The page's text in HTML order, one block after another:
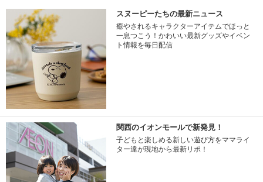
スヌーピーたちの最新ニュース
癒やされるキャラクターアイテムでほっと
一息つこう！かわいい最新グッズやイベン
ト情報を毎日配信
関西のイオンモールで新発見！
子どもと楽しめる新しい遊び方をママライ
ター達が現地から最新リポ！